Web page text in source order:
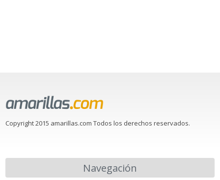
Copyright 2015 amarillas.com Todos los derechos reservados.
Navegación